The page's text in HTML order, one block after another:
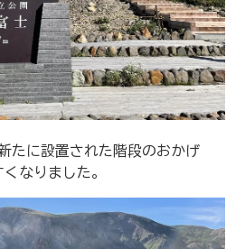
たに設置された階段のおかげ
なりました。